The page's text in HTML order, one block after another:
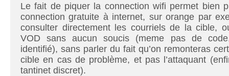
Le fait de piquer la connection wifi permet bien
connection gratuite à internet, sur orange par
consulter directement les courriels de la cible,
VOD sans aucun soucis (meme pas de
identifié), sans parler du fait qu’on remonteras
cible en cas de problème, et pas l’attaquant
tantinet discret).